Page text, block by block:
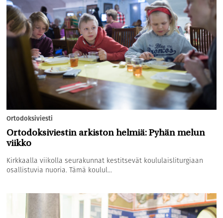
Ortodoksiviesti
Ortodoksiviestin arkiston helmiä: Pyhän melun
viikko
Kirkkaalla viikolla seurakunnat kestitsevät koululaisliturgiaan
osallistuvia nuoria. Tämä koulul...